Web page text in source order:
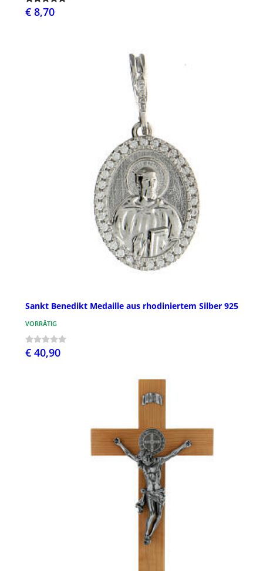
€ 8,70
Sankt Benedikt Medaille aus rhodiniertem Silber 925
VORRÄTIG
€ 40,90